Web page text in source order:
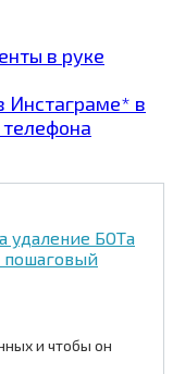
Инстаграме* в
удаление БОТа
пошаговый
и чтобы он